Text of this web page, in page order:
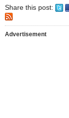
Share this post:
Advertisement